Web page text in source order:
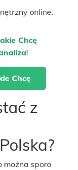
online.
Chcę
!
Chcę
z
można sporo